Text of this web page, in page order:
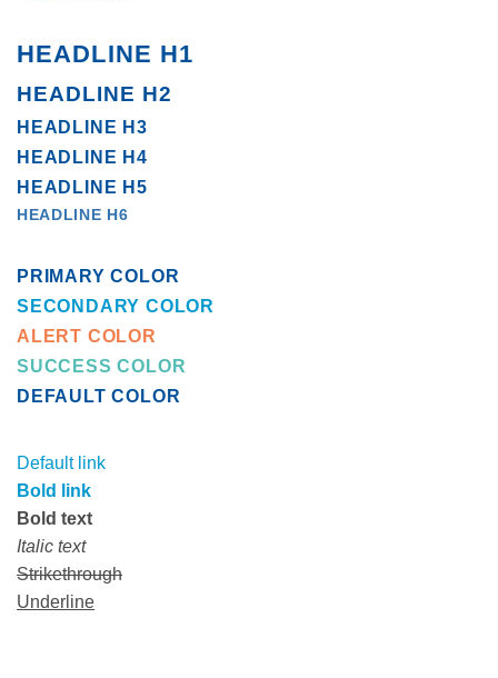
HEADLINE H1
HEADLINE H2
HEADLINE H3
HEADLINE H4
HEADLINE H5
HEADLINE H6
PRIMARY COLOR
SECONDARY COLOR
ALERT COLOR
SUCCESS COLOR
DEFAULT COLOR
Default link
Bold link
Bold text
Italic text
Strikethrough
Underline